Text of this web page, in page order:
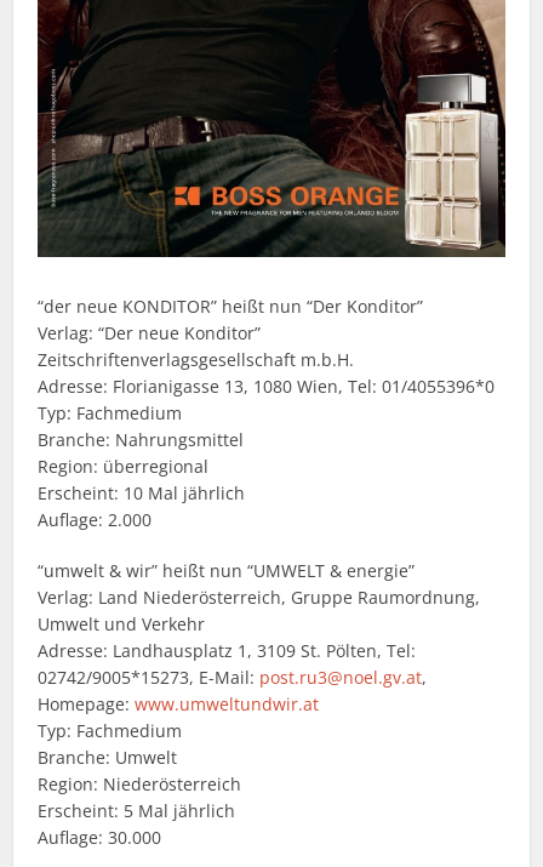
“der neue KONDITOR” heißt nun “Der Konditor”
Verlag: “Der neue Konditor”
Zeitschriftenverlagsgesellschaft m.b.H.
Adresse: Florianigasse 13, 1080 Wien, Tel: 01/4055396*0
Typ: Fachmedium
Branche: Nahrungsmittel
Region: überregional
Erscheint: 10 Mal jährlich
Auflage: 2.000
“umwelt & wir” heißt nun “UMWELT & energie”
Verlag: Land Niederösterreich, Gruppe Raumordnung,
Umwelt und Verkehr
Adresse: Landhausplatz 1, 3109 St. Pölten, Tel:
02742/9005*15273, E-Mail: post.ru3@noel.gv.at,
Homepage:www.umweltundwir.at
Typ: Fachmedium
Branche: Umwelt
Region: Niederösterreich
Erscheint: 5 Mal jährlich
Auflage: 30.000